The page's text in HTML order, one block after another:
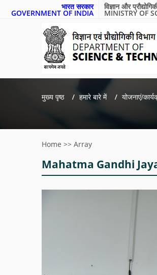
भारत सरकार
GOVERNMENT OF INDIA
विज्ञान और
MINISTRY OF
मुख्य पृष्ठ हमारे बारे में योजनाएं/
Home >> Array
Mahatma Gandhi